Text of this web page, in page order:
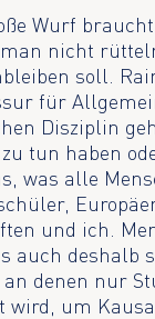
Wurf
nicht
soll.
für
Disziplin
tun haben
was alle
und ich.
auch deshalb
denen nur
wird, um